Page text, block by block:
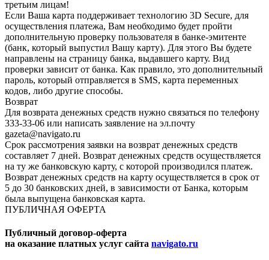
третьим лицам!
Если Ваша карта поддерживает технологию 3D Secure, для
осуществления платежа, Вам необходимо будет пройти
дополнительную проверку пользователя в банке-эмитенте
(банк, который выпустил Вашу карту). Для этого Вы будете
направлены на страницу банка, выдавшего карту. Вид
проверки зависит от банка. Как правило, это дополнительный
пароль, который отправляется в SMS, карта переменных
кодов, либо другие способы.
Возврат
Для возврата денежных средств нужно связаться по телефону
333-33-06 или написать заявление на эл.почту
gazeta@navigato.ru
Срок рассмотрения заявки на возврат денежных средств
составляет 7 дней. Возврат денежных средств осуществляется
на ту же банковскую карту, с которой производился платеж.
Возврат денежных средств на карту осуществляется в срок от
5 до 30 банковских дней, в зависимости от Банка, которым
была выпущена банковская карта.
ПУБЛИЧНАЯ ОФЕРТА
Публичный договор-оферта
на оказание платных услуг сайта navigato.ru